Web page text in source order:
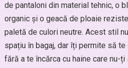
de pantaloni din material tehnic, o
organic și o geacă de ploaie
paletă de culori neutre. Acest stil
spațiu în bagaj, dar îți permite să
fără a te încărca cu haine care nu-ți